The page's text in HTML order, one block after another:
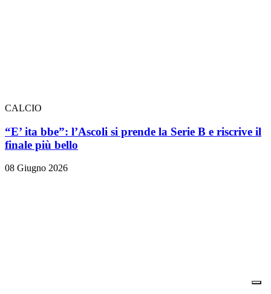
CALCIO
“E’ ita bbe”: l’Ascoli si prende la Serie B e riscrive il
finale più bello
08 Giugno 2026